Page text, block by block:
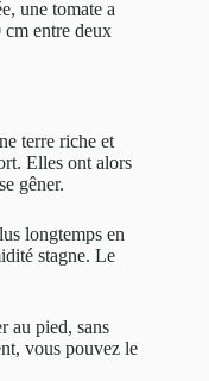
une tomate a
cm entre deux
terre riche et
Elles ont alors
gêner.
longtemps en
stagne. Le
au pied, sans
vous pouvez le